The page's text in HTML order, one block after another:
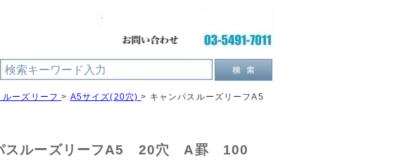
ーズリーフ > A5サイズ(20穴) > キャンパスルーズリーフA5
スルーズリーフA5 20穴 A罫 100